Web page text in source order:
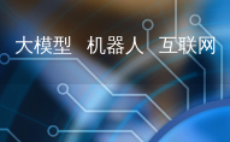
大模型 机器人 互联网